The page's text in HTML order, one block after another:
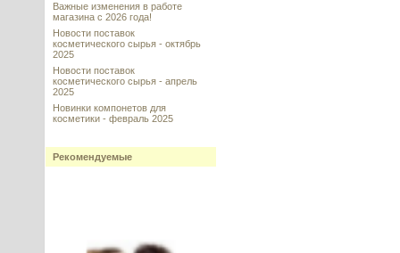
Важные изменения в работе
магазина с 2026 года!
Новости поставок
косметического сырья - октябрь
2025
Новости поставок
косметического сырья - апрель
2025
Новинки компонетов для
косметики - февраль 2025
Рекомендуемые